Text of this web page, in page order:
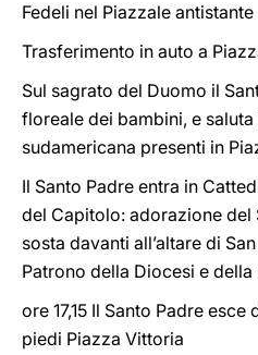
Fedeli nel Piazzale antistante
Trasferimento in auto a
Sul sagrato del Duomo il
floreale dei bambini, e
sudamericana presenti in
Il Santo Padre entra in
del Capitolo: adorazione del
sosta davanti all’altare di
Patrono della Diocesi e della
ore 17,15 Il Santo Padre
piedi Piazza Vittoria